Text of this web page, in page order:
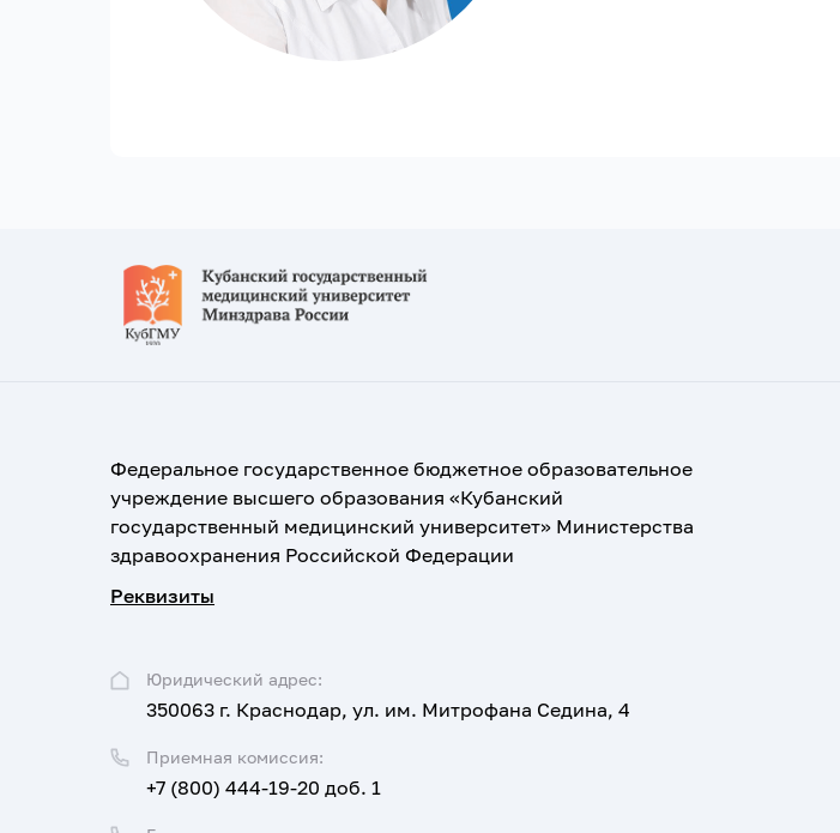
Федеральное государственное бюджетное образовательное
учреждение высшего образования «Кубанский
государственный медицинский университет» Министерства
здравоохранения Российской Федерации
Реквизиты
Юридический адрес:
350063 г. Краснодар, ул. им. Митрофана Седина, 4
Приемная комиссия:
+7 (800) 444-19-20 доб. 1